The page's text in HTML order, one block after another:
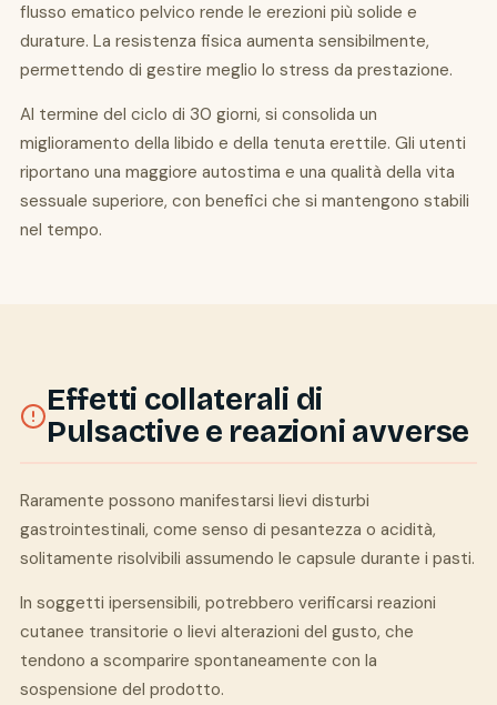
flusso ematico pelvico rende le erezioni più solide e
durature. La resistenza fisica aumenta sensibilmente,
permettendo di gestire meglio lo stress da prestazione.
Al termine del ciclo di 30 giorni, si consolida un
miglioramento della libido e della tenuta erettile. Gli utenti
riportano una maggiore autostima e una qualità della vita
sessuale superiore, con benefici che si mantengono stabili
nel tempo.
Effetti collaterali di
Pulsactive e reazioni avverse
Raramente possono manifestarsi lievi disturbi
gastrointestinali, come senso di pesantezza o acidità,
solitamente risolvibili assumendo le capsule durante i pasti.
In soggetti ipersensibili, potrebbero verificarsi reazioni
cutanee transitorie o lievi alterazioni del gusto, che
tendono a scomparire spontaneamente con la
sospensione del prodotto.